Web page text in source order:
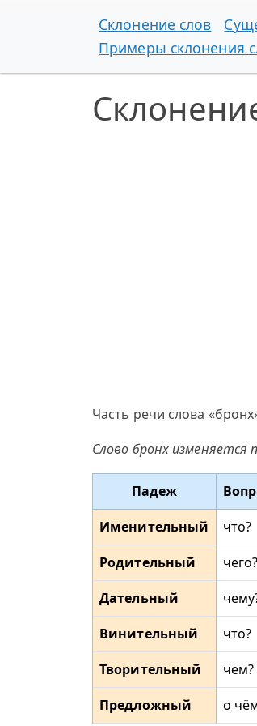
Склонение слов
Примеры склонения
Часть речи слова
Слово бронх
Падеж
Именительный
что?
Родительный
чего?
Дательный
Винительный
что?
Творительный
чем?
Предложный
о